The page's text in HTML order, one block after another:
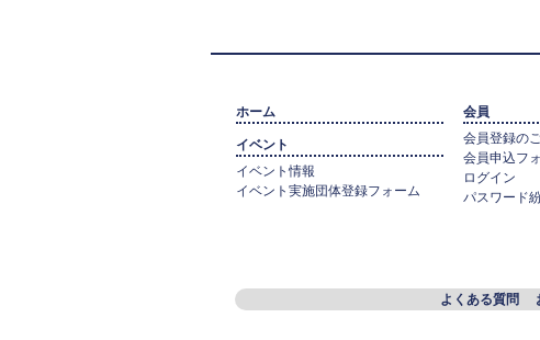
ホーム
イベント
イベント情報
イベント実施団体登録フォーム
会員
会員登録の
会員申込フ
ログイン
パスワード
よくある質問